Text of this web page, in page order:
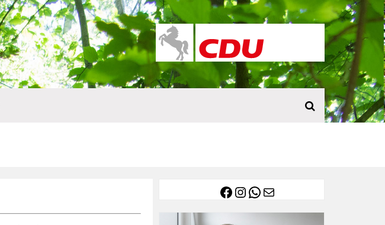
Facebook
Instagram
WhatsApp
E-Mail